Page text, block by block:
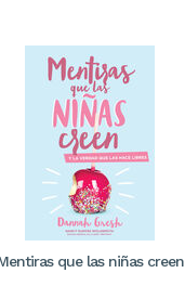
que las niñas creen